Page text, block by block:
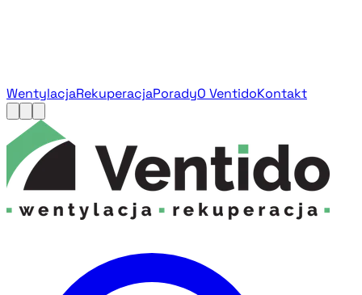
WentylacjaRekuperacjaPoradyO VentidoKontakt